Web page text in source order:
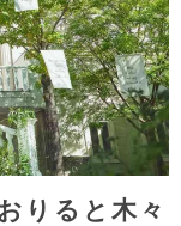
りると木々